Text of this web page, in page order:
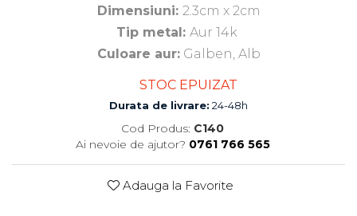
Dimensiuni: 2.3cm x 2cm
Tip metal: Aur 14k
Culoare aur:Galben, Alb
STOC EPUIZAT
Durata de livrare: 24-48h
Cod Produs: C140
Ai nevoie de ajutor? 0761 766 565
Adauga la Favorite